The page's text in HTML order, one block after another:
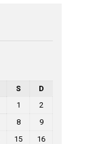
S
D
1
2
8
9
15
16